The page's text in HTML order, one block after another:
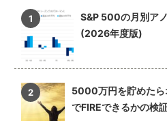
S&P 500の月別ア
(2026年度版)
5000万円を貯めたら
でFIREできるかの検